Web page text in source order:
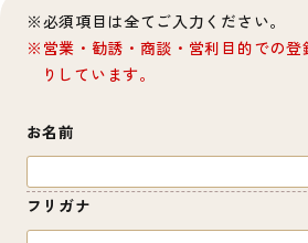
必須項目は全てご入力ください。
営業・勧誘・商談・営利目的での登
りしています。
お名前
フリガナ